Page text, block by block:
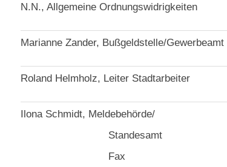
N.N., Allgemeine Ordnungswidrigkeiten
Marianne Zander, Bußgeldstelle/Gewerbeamt
Roland Helmholz, Leiter Stadtarbeiter
Ilona Schmidt, Meldebehörde/
Standesamt
Fax